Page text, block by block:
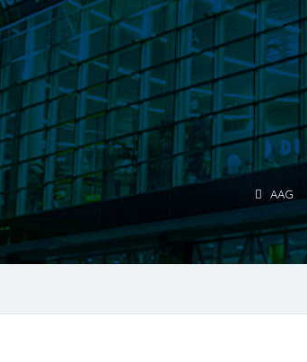
AAG